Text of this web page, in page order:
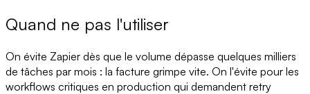
Quand ne pas l'utiliser
On évite Zapier dès que le volume dépasse quelques milliers
de tâches par mois : la facture grimpe vite. On l'évite pour les
workflows critiques en production qui demandent retry